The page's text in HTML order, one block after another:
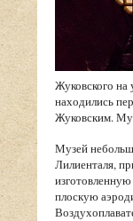
Жуковского на
находились
Жуковским.
Музей
Лилиенталя,
плоскую